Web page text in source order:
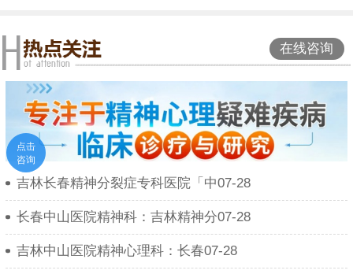
在线咨询
吉林长春精神分裂症专科医院「中07-28
长春中山医院精神科：吉林精神分07-28
吉林中山医院精神心理科：长春07-28
点击
咨询